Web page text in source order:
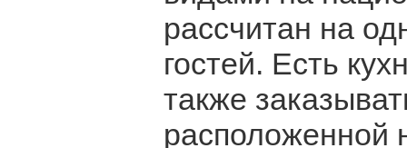
рассчитан на
гостей. Есть
также
расположенной